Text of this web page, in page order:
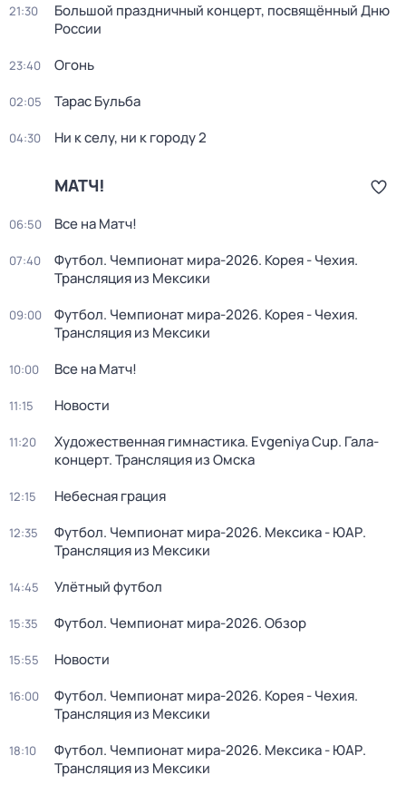
21:30
Большой праздничный концерт, посвящённый Дню
России
23:40 Огонь
02:05 Тарас Бульба
04:30 Ни к селу, ни к городу 2
МАТЧ!
06:50 Все на Матч!
07:40
Футбол. Чемпионат мира-2026. Корея - Чехия.
Трансляция из Мексики
09:00
Футбол. Чемпионат мира-2026. Корея - Чехия.
Трансляция из Мексики
10:00 Все на Матч!
11:15 Новости
11:20
Художественная гимнастика. Evgeniya Cup. Гала-
концерт. Трансляция из Омска
12:15 Небесная грация
12:35
Футбол. Чемпионат мира-2026. Мексика - ЮАР.
Трансляция из Мексики
14:45 Улётный футбол
15:35 Футбол. Чемпионат мира-2026. Обзор
15:55 Новости
16:00
Футбол. Чемпионат мира-2026. Корея - Чехия.
Трансляция из Мексики
18:10
Футбол. Чемпионат мира-2026. Мексика - ЮАР.
Трансляция из Мексики